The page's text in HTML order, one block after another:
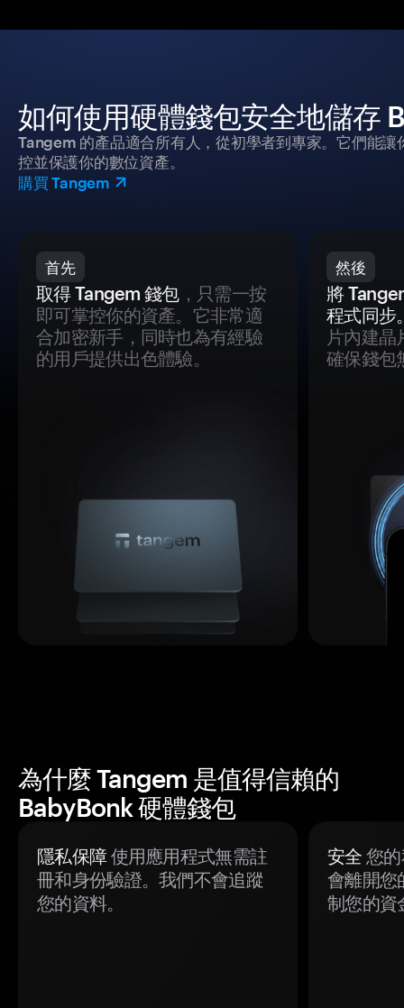
如何使用硬體錢包安全地儲存
Tangem 的產品適合所有人，從初學者到專家。它們能
控並保護你的數位資產。
購買 Tangem
首先
取得 Tangem 錢包，只需一按
即可掌控你的資產。它非常適
合加密新手，同時也為有經驗
的用戶提供出色體驗。
然後
將
程式同步
片內建晶
確保錢包
為什麼 Tangem 是值得信賴的
BabyBonk 硬體錢包
隱私保障使用應用程式無需註
冊和身份驗證。我們不會追蹤
您的資料。
安全 您
會離開您
制您的資